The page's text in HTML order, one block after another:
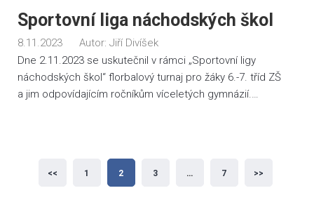
Sportovní liga náchodských škol
8.11.2023 Autor: Jiří Divíšek
Dne 2.11.2023 se uskutečnil v rámci „Sportovní ligy
náchodských škol“ florbalový turnaj pro žáky 6.-7. tříd ZŠ
a jim odpovídajícím ročníkům víceletých gymnázií.…
Stránkování
<< 1 2 3 … 7 >>